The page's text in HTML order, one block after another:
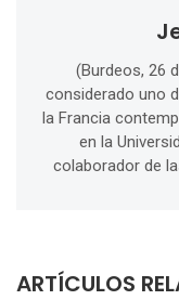
(Burdeos, 26
considerado uno
la Francia
en la
colaborador de
ARTÍCULOS